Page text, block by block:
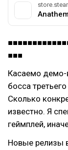
■■■
Касаемо демо-
босса
Сколько
известно. Я
геймплей,
Новые релизы